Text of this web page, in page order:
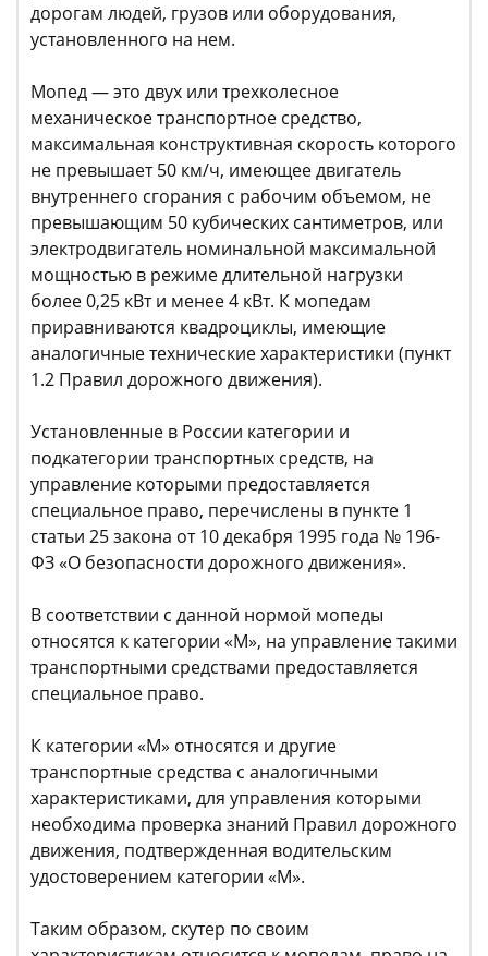
дорогам людей, грузов или оборудования,
установленного на нем.
Мопед — это двух или трехколесное
механическое транспортное средство,
максимальная конструктивная скорость которого
не превышает 50 км/ч, имеющее двигатель
внутреннего сгорания с рабочим объемом, не
превышающим 50 кубических сантиметров, или
электродвигатель номинальной максимальной
мощностью в режиме длительной нагрузки
более 0,25 кВт и менее 4 кВт. К мопедам
приравниваются квадроциклы, имеющие
аналогичные технические характеристики (пункт
1.2 Правил дорожного движения).
Установленные в России категории и
подкатегории транспортных средств, на
управление которыми предоставляется
специальное право, перечислены в пункте 1
статьи 25 закона от 10 декабря 1995 года № 196-
ФЗ «О безопасности дорожного движения».
В соответствии с данной нормой мопеды
относятся к категории «М», на управление такими
транспортными средствами предоставляется
специальное право.
К категории «М» относятся и другие
транспортные средства с аналогичными
характеристиками, для управления которыми
необходима проверка знаний Правил дорожного
движения, подтвержденная водительским
удостоверением категории «М».
Таким образом, скутер по своим